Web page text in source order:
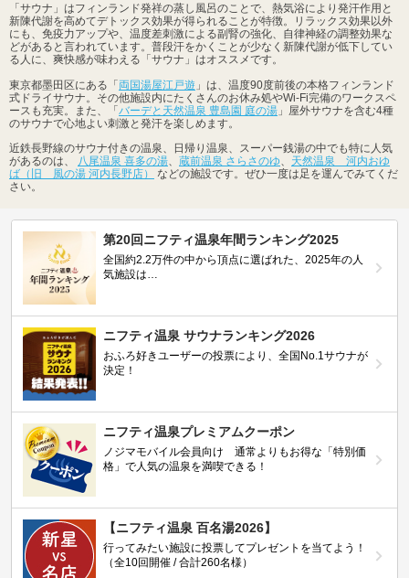
「サウナ」はフィンランド発祥の蒸し風呂のことで、熱気浴により発汗作用と
新陳代謝を高めてデトックス効果が得られることが特徴。リラックス効果以外
にも、免疫力アップや、温度差刺激による副腎の強化、自律神経の調整効果な
どがあると言われています。普段汗をかくことが少なく新陳代謝が低下してい
る人に、爽快感が味わえる「サウナ」はオススメです。
東京都墨田区にある「両国湯屋江戸遊 」は、温度90度前後の本格フィンランド
式ドライサウナ。その他施設内にたくさんのお休み処やWi-Fi完備のワークスペ
ースも充実。また、「バーデと天然温泉 豊島園 庭の湯 」屋外サウナを含む4種
のサウナで心地よい刺激と発汗を楽しめます。
近鉄長野線のサウナ付きの温泉、日帰り温泉、スーパー銭湯の中でも特に人気
があるのは、
八尾温泉 喜多の湯 蔵前温泉 さらさのゆ
天然温泉 河内おゆ
ば（旧 風の湯 河内長野店）
などの施設です。ぜひ一度は足を運んでみてくだ
さい。
第20回ニフティ温泉年間ランキング2025
全国約2.2万件の中から頂点に選ばれた、2025年の人
気施設は…
ニフティ温泉 サウナランキング2026
おふろ好きユーザーの投票により、全国No.1サウナが
決定！
ニフティ温泉プレミアムクーポン
ノジマモバイル会員向け 通常よりもお得な「特別価
格」で人気の温泉を満喫できる！
【ニフティ温泉 百名湯2026】
行ってみたい施設に投票してプレゼントを当てよう！
（全10回開催 / 合計260名様）